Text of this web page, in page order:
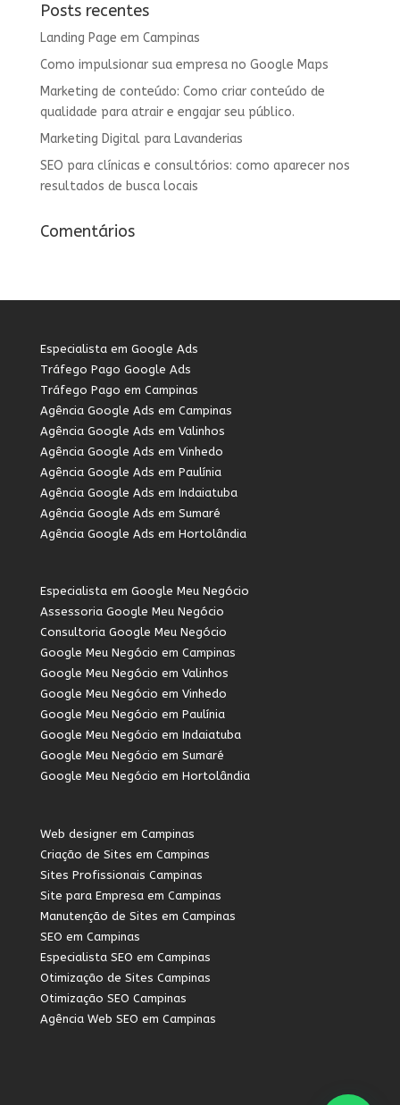
Posts recentes
Landing Page em Campinas
Como impulsionar sua empresa no Google Maps
Marketing de conteúdo: Como criar conteúdo de
qualidade para atrair e engajar seu público.
Marketing Digital para Lavanderias
SEO para clínicas e consultórios: como aparecer nos
resultados de busca locais
Comentários
Especialista em Google Ads
Tráfego Pago Google Ads
Tráfego Pago em Campinas
Agência Google Ads em Campinas
Agência Google Ads em Valinhos
Agência Google Ads em Vinhedo
Agência Google Ads em Paulínia
Agência Google Ads em Indaiatuba
Agência Google Ads em Sumaré
Agência Google Ads em Hortolândia
Especialista em Google Meu Negócio
Assessoria Google Meu Negócio
Consultoria Google Meu Negócio
Google Meu Negócio em Campinas
Google Meu Negócio em Valinhos
Google Meu Negócio em Vinhedo
Google Meu Negócio em Paulínia
Google Meu Negócio em Indaiatuba
Google Meu Negócio em Sumaré
Google Meu Negócio em Hortolândia
Web designer em Campinas
Criação de Sites em Campinas
Sites Profissionais Campinas
Site para Empresa em Campinas
Manutenção de Sites em Campinas
SEO em Campinas
Especialista SEO em Campinas
Otimização de Sites Campinas
Otimização SEO Campinas
Agência Web SEO em Campinas